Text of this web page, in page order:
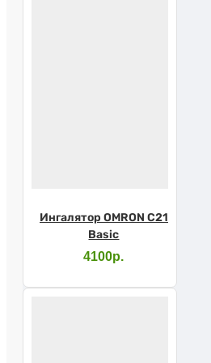
Ингалятор OMRON С21
Basic
4100р.